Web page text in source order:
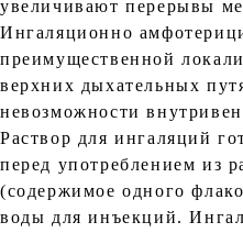
увеличивают перерывы
Ингаляционно
преимущественной
верхних дыхательных
невозможности
Раствор для ингаляций
перед употреблением из
(содержимое одного
воды для инъекций.